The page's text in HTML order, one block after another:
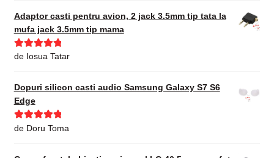
Adaptor casti pentru avion, 2 jack 3.5mm tip tata la
mufa jack 3.5mm tip mama
Evaluat la5
de Iosua Tatar
Dopuri silicon casti audio Samsung Galaxy S7 S6
Edge
Evaluat la5
de Doru Toma